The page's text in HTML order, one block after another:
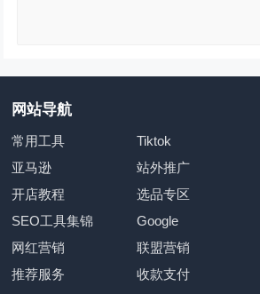
网站导航
常用工具 Tiktok
亚马逊
站外推广
开店教程
选品专区
SEO工具集锦
Google
网红营销
联盟营销
推荐服务
收款支付